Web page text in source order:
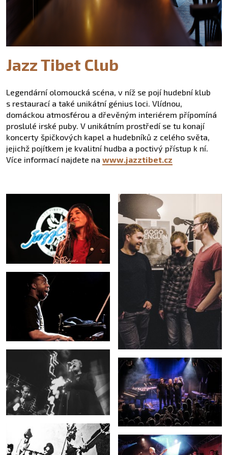
Jazz Tibet Club
Legendární olomoucká scéna, v níž se pojí hudební klub
s restaurací a také unikátní génius loci. Vlídnou,
domáckou atmosférou a dřevěným interiérem přípomíná
proslulé irské puby. V unikátním prostředí se tu konají
koncerty špičkových kapel a hudebníků z celého světa,
jejichž pojítkem je kvalitní hudba a poctivý přístup k ní.
Více informací najdete na www.jazztibet.cz